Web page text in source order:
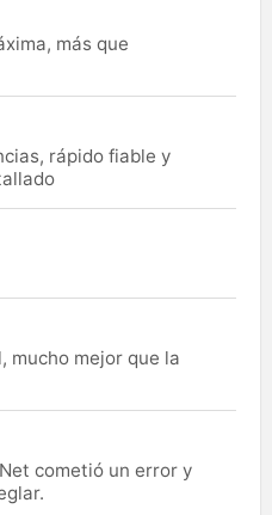
más que
rápido fiable y
mucho mejor que la
cometió un error y